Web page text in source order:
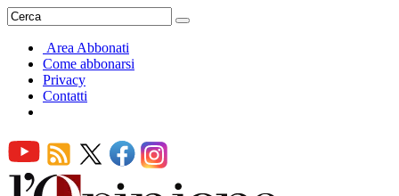
Area Abbonati
Come abbonarsi
Privacy
Contatti